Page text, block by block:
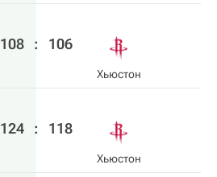
108 : 106
Хьюстон
124 : 118
Хьюстон